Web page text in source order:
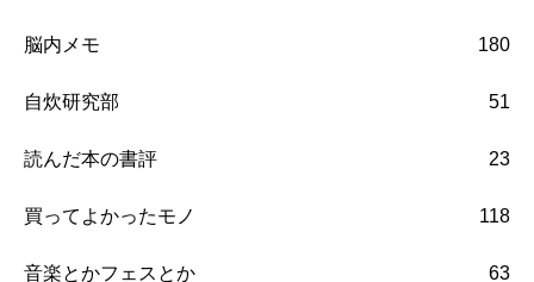
脳内メモ 180
自炊研究部 51
読んだ本の書評 23
買ってよかったモノ 118
音楽とかフェスとか 63